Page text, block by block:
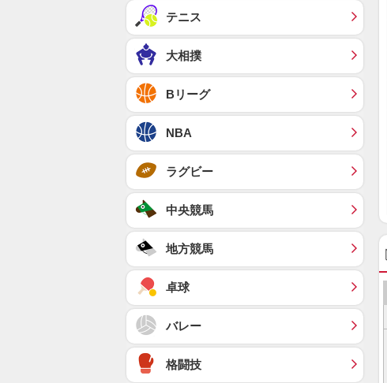
テニス
大相撲
Bリーグ
NBA
ラグビー
中央競馬
地方競馬
卓球
バレー
格闘技